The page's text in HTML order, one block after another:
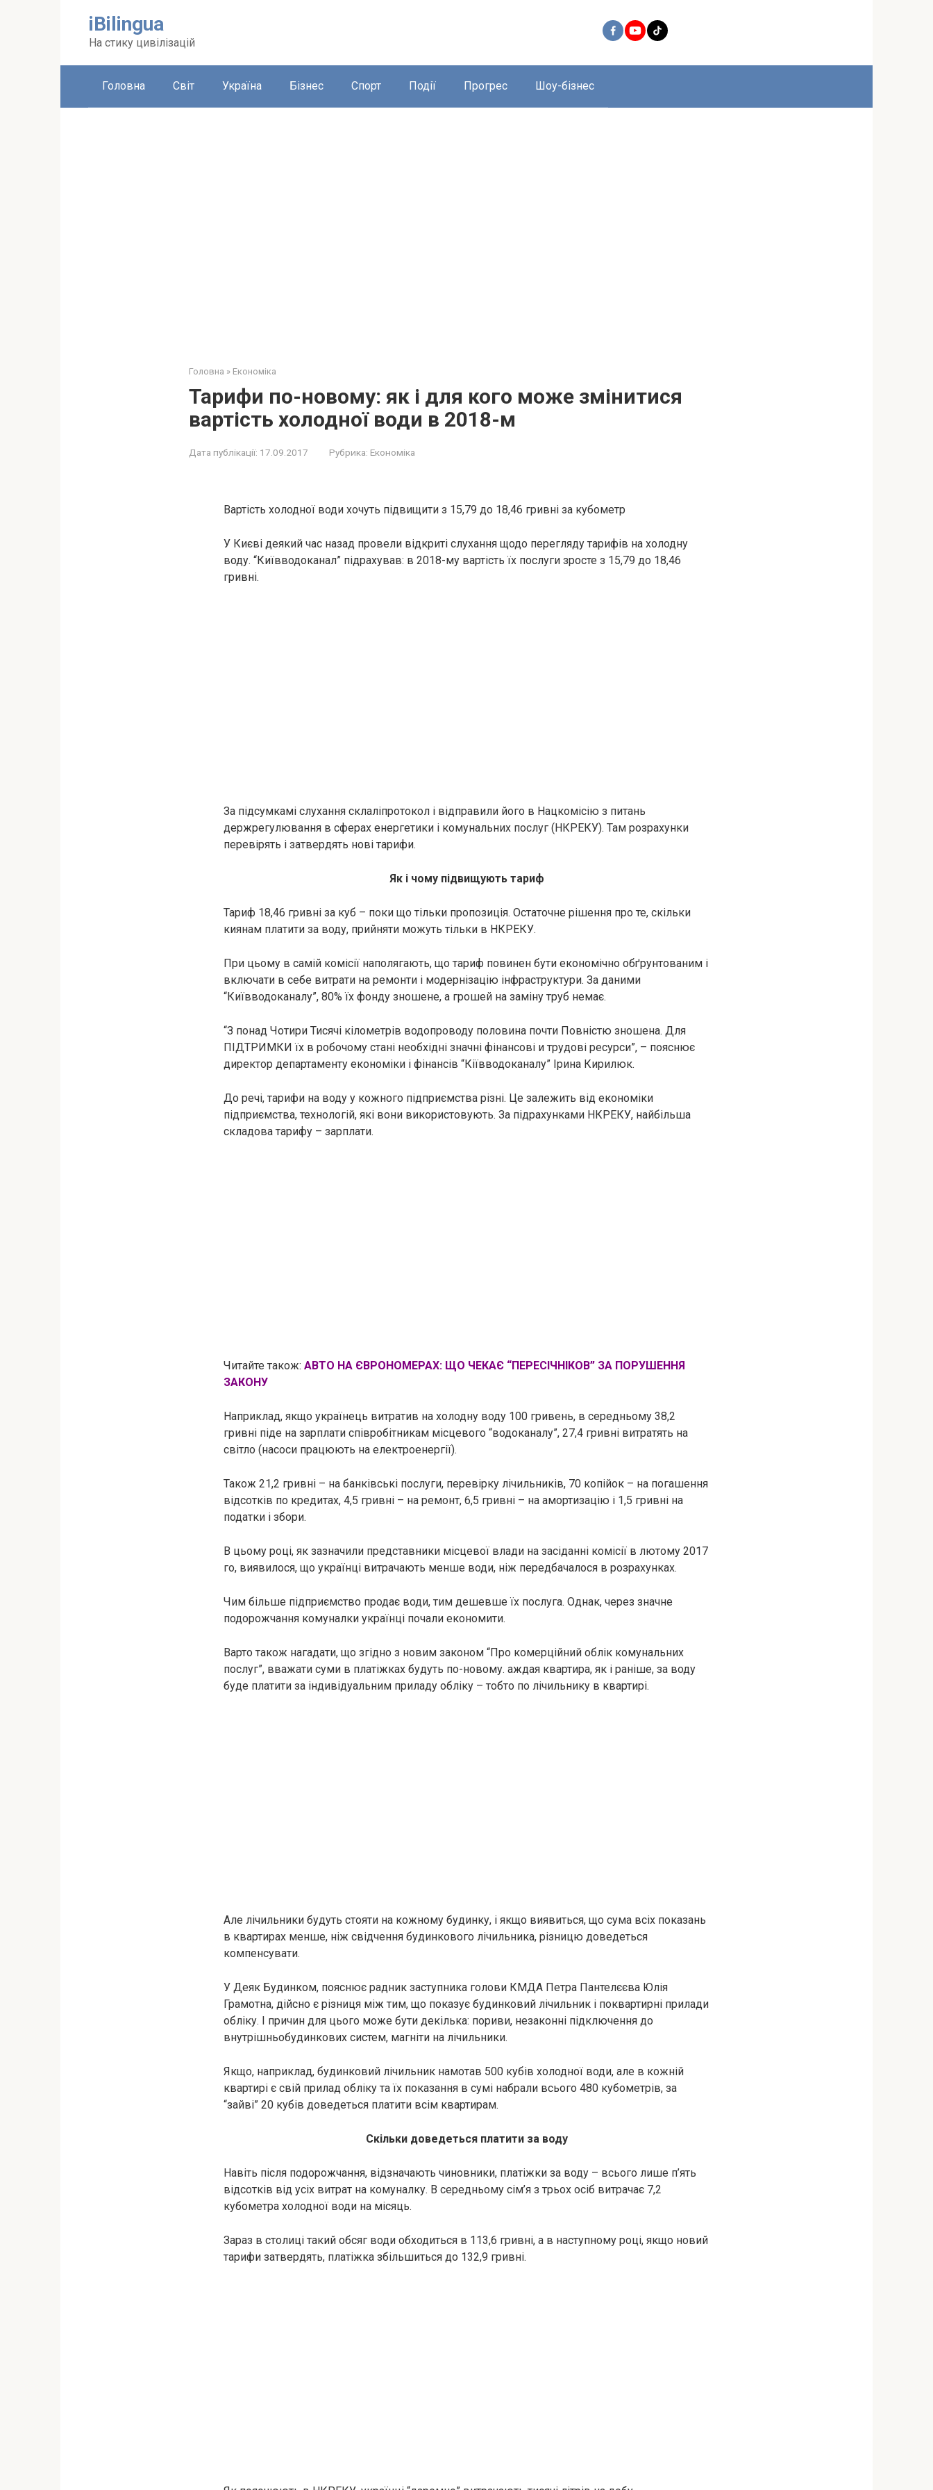
iBilingua
На стику цивілізацій
Головна Світ Україна Бізнес Спорт Події Прогрес Шоу-бізнес
Головна » Економіка
Тарифи по-новому: як і для кого може змінитися
вартість холодної води в 2018-м
Дата публікації: 17.09.2017 Рубрика: Економіка
Вартість холодної води хочуть підвищити з 15,79 до 18,46 гривні за кубометр
У Києві деякий час назад провели відкриті слухання щодо перегляду тарифів на холодну
воду. “Київводоканал” підрахував: в 2018-му вартість їх послуги зросте з 15,79 до 18,46
гривні.
За підсумкамі слухання склаліпротокол і відправили його в Нацкомісію з питань
держрегулювання в сферах енергетики і комунальних послуг (НКРЕКУ). Там розрахунки
перевірять і затвердять нові тарифи.
Як і чому підвищують тариф
Тариф 18,46 гривні за куб – поки що тільки пропозиція. Остаточне рішення про те, скільки
киянам платити за воду, прийняти можуть тільки в НКРЕКУ.
При цьому в самій комісії наполягають, що тариф повинен бути економічно обґрунтованим і
включати в себе витрати на ремонти і модернізацію інфраструктури. За даними
“Київводоканалу”, 80% їх фонду зношене, а грошей на заміну труб немає.
“З понад Чотири Тисячі кілометрів водопроводу половина почти Повністю зношена. Для
ПІДТРИМКИ їх в робочому стані необхідні значні фінансові и трудові ресурси”, – пояснює
директор департаменту економіки і фінансів “Кіївводоканалу” Ірина Кирилюк.
До речі, тарифи на воду у кожного підприємства різні. Це залежить від економіки
підприємства, технологій, які вони використовують. За підрахунками НКРЕКУ, найбільша
складова тарифу – зарплати.
Читайте також: АВТО НА ЄВРОНОМЕРАХ: ЩО ЧЕКАЄ “ПЕРЕСІЧНІКОВ” ЗА ПОРУШЕННЯ
ЗАКОНУ
Наприклад, якщо українець витратив на холодну воду 100 гривень, в середньому 38,2
гривні піде на зарплати співробітникам місцевого “водоканалу”, 27,4 гривні витратять на
світло (насоси працюють на електроенергії).
Також 21,2 гривні – на банківські послуги, перевірку лічильників, 70 копійок – на погашення
відсотків по кредитах, 4,5 гривні – на ремонт, 6,5 гривні – на амортизацію і 1,5 гривні на
податки і збори.
В цьому році, як зазначили представники місцевої влади на засіданні комісії в лютому 2017
го, виявилося, що українці витрачають менше води, ніж передбачалося в розрахунках.
Чим більше підприємство продає води, тим дешевше їх послуга. Однак, через значне
подорожчання комуналки українці почали економити.
Варто також нагадати, що згідно з новим законом “Про комерційний облік комунальних
послуг”, вважати суми в платіжках будуть по-новому. аждая квартира, як і раніше, за воду
буде платити за індивідуальним приладу обліку – тобто по лічильнику в квартирі.
Але лічильники будуть стояти на кожному будинку, і якщо виявиться, що сума всіх показань
в квартирах менше, ніж свідчення будинкового лічильника, різницю доведеться
компенсувати.
У Деяк Будинком, пояснює радник заступника голови КМДА Петра Пантелєєва Юлія
Грамотна, дійсно є різниця між тим, що показує будинковий лічильник і поквартирні прилади
обліку. І причин для цього може бути декілька: пориви, незаконні підключення до
внутрішньобудинкових систем, магніти на лічильники.
Якщо, наприклад, будинковий лічильник намотав 500 кубів холодної води, але в кожній
квартирі є свій прилад обліку та їх показання в сумі набрали всього 480 кубометрів, за
“зайві” 20 кубів доведеться платити всім квартирам.
Скільки доведеться платити за воду
Навіть після подорожчання, відзначають чиновники, платіжки за воду – всього лише п’ять
відсотків від усіх витрат на комуналку. В середньому сім’я з трьох осіб витрачає 7,2
кубометра холодної води на місяць.
Зараз в столиці такий обсяг води обходиться в 113,6 гривні, а в наступному році, якщо новий
тарифи затвердять, платіжка збільшиться до 132,9 гривні.